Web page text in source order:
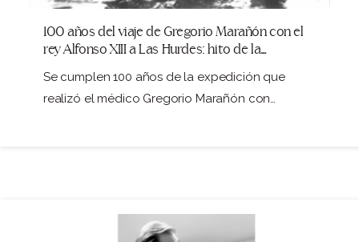
100 años del viaje de Gregorio Marañón con el
rey Alfonso XIII a Las Hurdes: hito de la
Se cumplen 100 años de la expedición que
realizó el médico Gregorio Marañón con